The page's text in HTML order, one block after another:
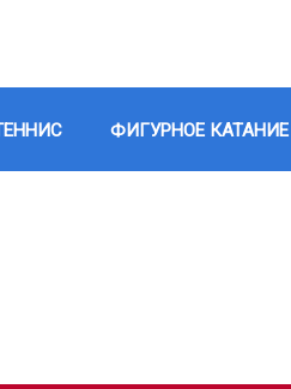
ФИГУРНОЕ КАТАНИЕ